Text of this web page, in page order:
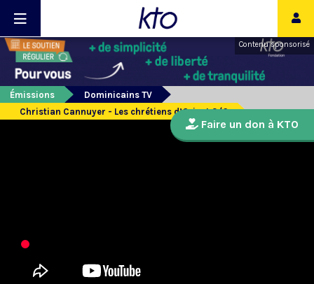
Contenu sponsorisé
Émissions
Dominicains TV
Christian Cannuyer - Les chrétiens d’Orient 3/6
Faire un don à KTO